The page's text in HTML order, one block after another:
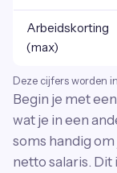
Arbeidskorting
(max)
Deze cijfers worden
Begin je met
wat je in een
soms handig
netto salaris.